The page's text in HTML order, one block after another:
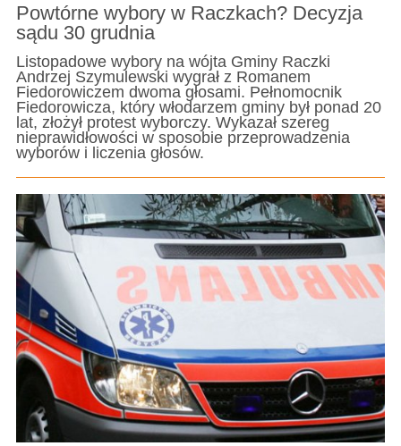
Powtórne wybory w Raczkach? Decyzja
sądu 30 grudnia
Listopadowe wybory na wójta Gminy Raczki
Andrzej Szymulewski wygrał z Romanem
Fiedorowiczem dwoma głosami. Pełnomocnik
Fiedorowicza, który włodarzem gminy był ponad 20
lat, złożył protest wyborczy. Wykazał szereg
nieprawidłowości w sposobie przeprowadzenia
wyborów i liczenia głosów.